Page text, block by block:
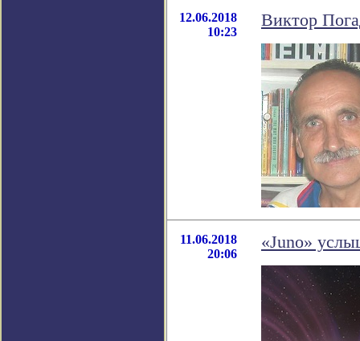
12.06.2018
10:23
Виктор
11.06.2018
20:06
«Juno»